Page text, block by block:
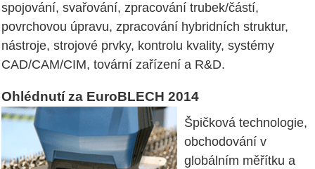
spojování, svařování, zpracování trubek/částí,
povrchovou úpravu, zpracování hybridních struktur,
nástroje, strojové prvky, kontrolu kvality, systémy
CAD/CAM/CIM, tovární zařízení a R&D.
Ohlédnutí za EuroBLECH 2014
Špičková technologie,
obchodování v
globálním měřítku a